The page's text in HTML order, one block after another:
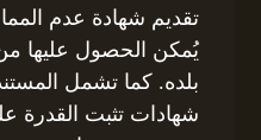
تقديم شهادة عدم
يُمكن الحصول عليها
بلده. كما تشمل
شهادات تثبت القدرة